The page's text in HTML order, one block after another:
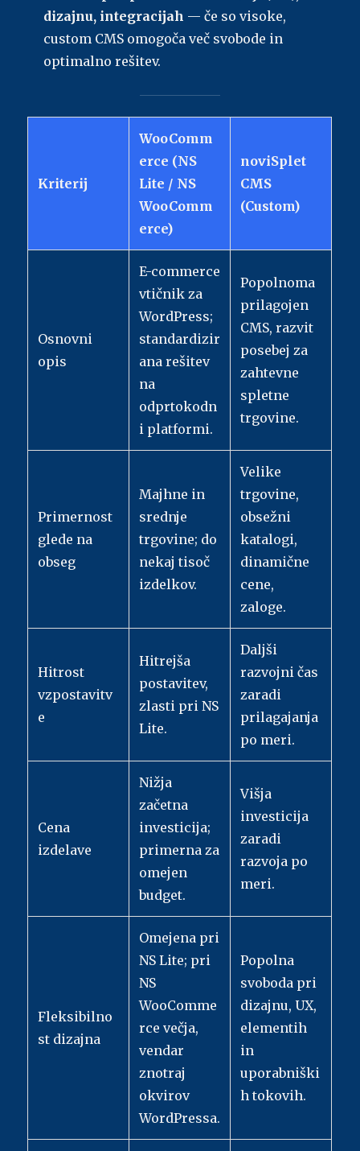
dizajnu, integracijah — če so visoke,
custom CMS omogoča več svobode in
optimalno rešitev.
Kriterij
WooComm
erce (NS
Lite / NS
WooComm
erce)
noviSplet
CMS
(Custom)
Osnovni
opis
E-commerce
vtičnik za
WordPress;
standardizir
ana rešitev
na
odprtokodn
i platformi.
Popolnoma
prilagojen
CMS, razvit
posebej za
zahtevne
spletne
trgovine.
Primernost
glede na
obseg
Majhne in
srednje
trgovine; do
nekaj tisoč
izdelkov.
Velike
trgovine,
obsežni
katalogi,
dinamične
cene,
zaloge.
Hitrost
vzpostavitv
e
Hitrejša
postavitev,
zlasti pri NS
Lite.
Daljši
razvojni čas
zaradi
prilagajanja
po meri.
Cena
izdelave
Nižja
začetna
investicija;
primerna za
omejen
budget.
Višja
investicija
zaradi
razvoja po
meri.
Fleksibilno
st dizajna
Omejena pri
NS Lite; pri
NS
WooComme
rce večja,
vendar
znotraj
okvirov
WordPressa.
Popolna
svoboda pri
dizajnu, UX,
elementih
in
uporabniški
h tokovih.